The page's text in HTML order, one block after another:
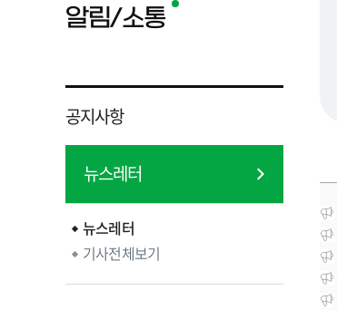
알림/소통
공지사항
뉴스레터
뉴스레터
기사전체보기